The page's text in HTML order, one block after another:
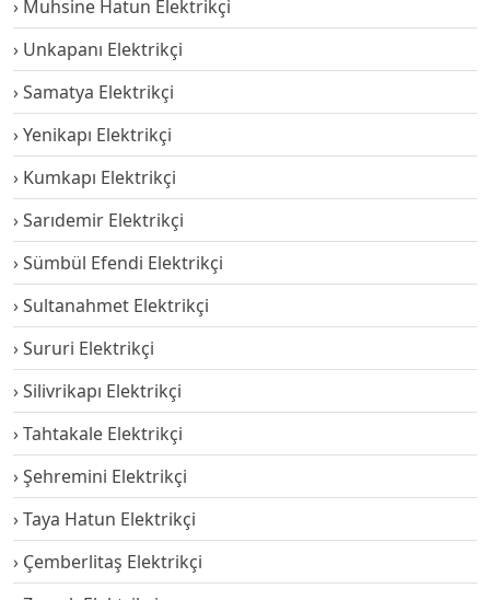
Muhsine Hatun Elektrikçi
Unkapanı Elektrikçi
Samatya Elektrikçi
Yenikapı Elektrikçi
Kumkapı Elektrikçi
Sarıdemir Elektrikçi
Sümbül Efendi Elektrikçi
Sultanahmet Elektrikçi
Sururi Elektrikçi
Silivrikapı Elektrikçi
Tahtakale Elektrikçi
Şehremini Elektrikçi
Taya Hatun Elektrikçi
Çemberlitaş Elektrikçi